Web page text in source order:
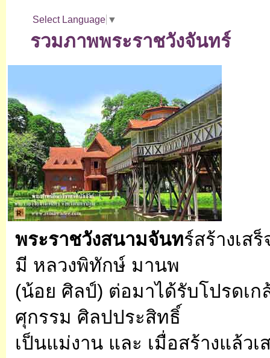
Select Language ▼
รวมภาพพระราชวังจันทร์
พระราชวังสนามจันทร์สร้างเส
มี หลวงพิทักษ์ มานพ
(น้อย ศิลป์) ต่อมาได้รับโปรดเก
ศุกรรม ศิลปประสิทธิ์
เป็นแม่งาน และ เมื่อสร้างแล้ว